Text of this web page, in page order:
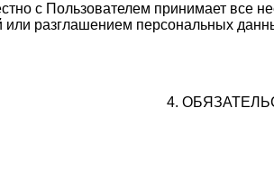
с Пользователем принимает все
или разглашением персональных
4.